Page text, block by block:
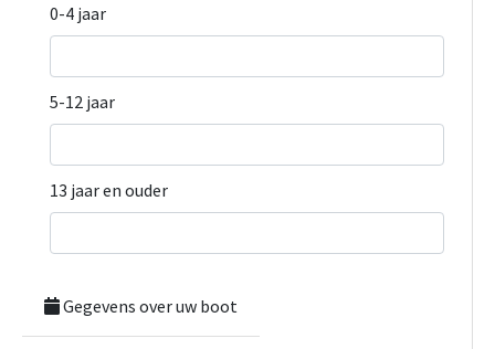
0-4 jaar
5-12 jaar
13 jaar en ouder
Gegevens over uw boot